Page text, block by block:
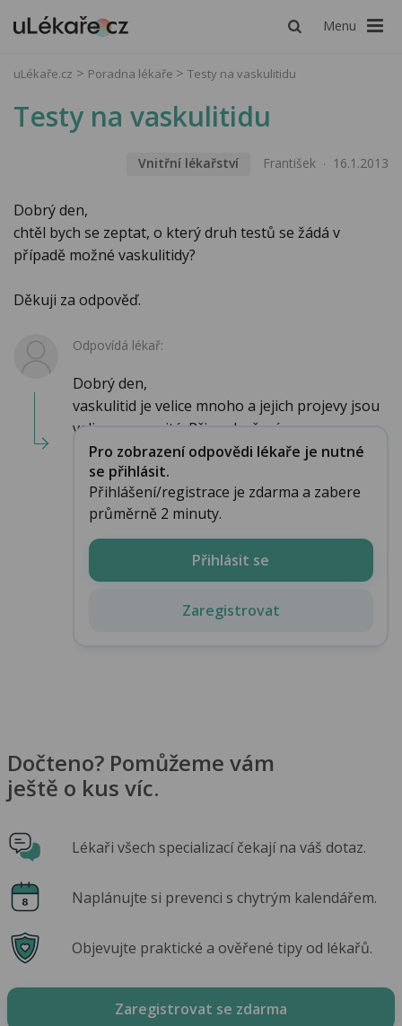
Menu
uLékaře.cz Poradna lékaře Testy na vaskulitidu
Testy na vaskulitidu
Vnitřní lékařství František 16.1.2013
Dobrý den,
chtěl bych se zeptat, o který druh testů se žádá v
případě možné vaskulitidy?
Děkuji za odpověď.
Odpovídá lékař:
Dobrý den,
vaskulitid je velice mnoho a jejich projevy jsou
velice rozmanité. Při podezření na...
Pro zobrazení odpovědi lékaře je nutné
se přihlásit.
Přihlášení/registrace je zdarma a zabere
průměrně 2 minuty.
Přihlásit se
Zaregistrovat
Dočteno? Pomůžeme vám
ještě o kus víc.
Lékaři všech specializací čekají na váš dotaz.
Naplánujte si prevenci s chytrým kalendářem.
Objevujte praktické a ověřené tipy od lékařů.
Zaregistrovat se zdarma